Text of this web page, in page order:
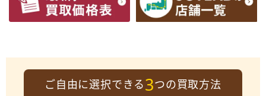
ご自由に選択できる3つの買取方法